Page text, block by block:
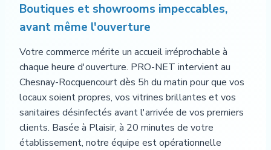
Boutiques et showrooms impeccables,
avant même l'ouverture
Votre commerce mérite un accueil irréprochable à
chaque heure d'ouverture. PRO-NET intervient au
Chesnay-Rocquencourt dès 5h du matin pour que vos
locaux soient propres, vos vitrines brillantes et vos
sanitaires désinfectés avant l'arrivée de vos premiers
clients. Basée à Plaisir, à 20 minutes de votre
établissement, notre équipe est opérationnelle